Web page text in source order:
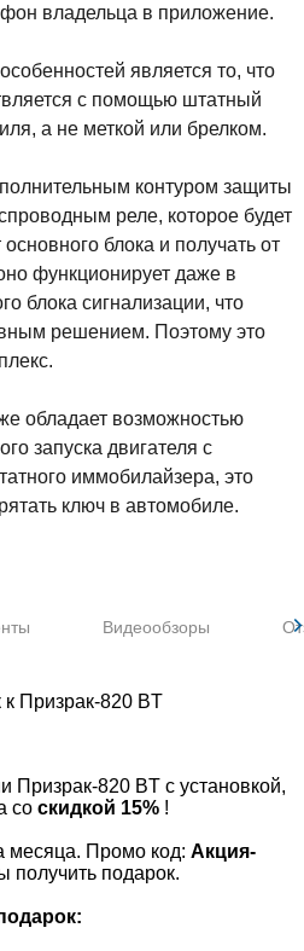
владельца в приложение.
является то, что
с помощью штатный
а не меткой или брелком.
контуром защиты
реле, которое будет
блока и получать от
функционирует даже в
блока сигнализации, что
решением. Поэтому это
обладает возможностью
запуска двигателя с
иммобилайзера, это
ключ в автомобиле.
Видеообзоры
Призрак-820 BT с установкой,
со скидкой 15% !
месяца. Промо код: Акция-
получить подарок.